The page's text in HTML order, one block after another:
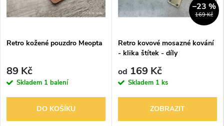
Retro kožené pouzdro Meopta
89 Kč
Skladem 1 balení
DO KOŠÍKU
169 Kč
–23 %
Retro kovové mosazné kování
- klika štítek - díly
od 169 Kč
Skladem 1 ks
ZOBRAZIT